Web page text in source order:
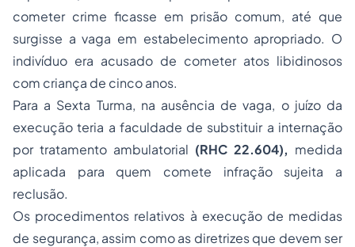
cometer crime ficasse em prisão comum, até que
surgisse a vaga em estabelecimento apropriado. O
indivíduo era acusado de cometer atos libidinosos
com criança de cinco anos.
Para a Sexta Turma, na ausência de vaga, o juízo da
execução teria a faculdade de substituir a internação
por tratamento ambulatorial (RHC 22.604), medida
aplicada para quem comete infração sujeita a
reclusão.
Os procedimentos relativos à execução de medidas
de segurança, assim como as diretrizes que devem ser